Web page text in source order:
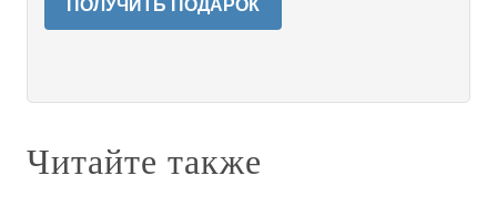
ПОЛУЧИТЬ ПОДАРОК
Читайте также